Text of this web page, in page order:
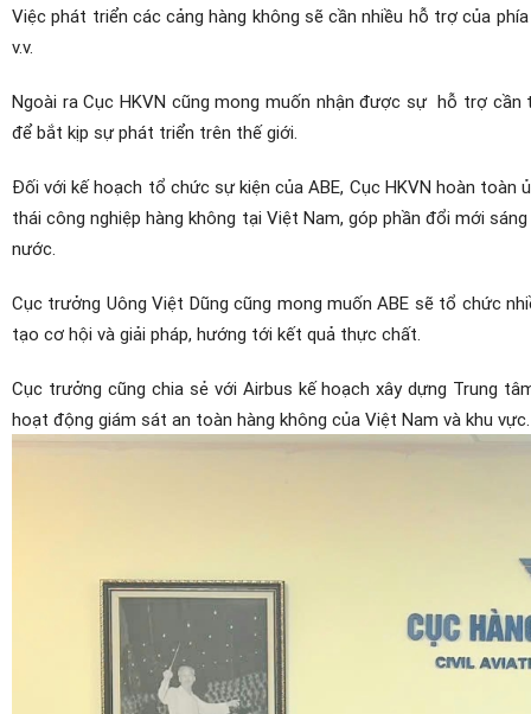
Việc phát triển các cảng hàng không sẽ cần nhiều hỗ trợ của
v.v.
Ngoài ra Cục HKVN cũng mong muốn nhận được sự hỗ trợ
để bắt kịp sự phát triển trên thế giới.
Đối với kế hoạch tổ chức sự kiện của ABE, Cục HKVN hoàn
thái công nghiệp hàng không tại Việt Nam, góp phần đổi mới
nước.
Cục trưởng Uông Việt Dũng cũng mong muốn ABE sẽ tổ chức
tạo cơ hội và giải pháp, hướng tới kết quả thực chất.
Cục trưởng cũng chia sẻ với Airbus kế hoạch xây dựng Trung
hoạt động giám sát an toàn hàng không của Việt Nam và khu